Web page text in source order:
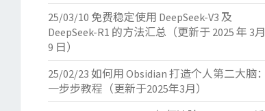
25/03/10 免费稳定使用 DeepSeek-V3 及
DeepSeek-R1 的方法汇总（更新于 2025 年 3月
9 日）
25/02/23 如何用 Obsidian 打造个人第二大脑：
一步步教程（更新于2025年3月）